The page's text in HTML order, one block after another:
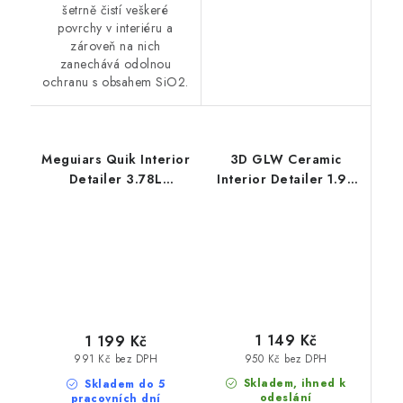
šetrně čistí veškeré
povrchy v interiéru a
zároveň na nich
zanechává odolnou
ochranu s obsahem SiO2.
Meguiars Quik Interior
Detailer 3.78L
Skladem do 5
pracovních dní
991 Kč bez DPH
1 199 Kč
3D GLW Ceramic
Interior Detailer 1.9L
Skladem, ihned k
odeslání
950 Kč bez DPH
1 149 Kč